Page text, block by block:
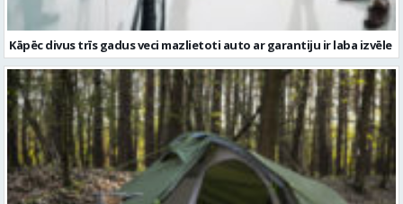
Kāpēc divus trīs gadus veci mazlietoti auto ar garantiju ir laba izvēle